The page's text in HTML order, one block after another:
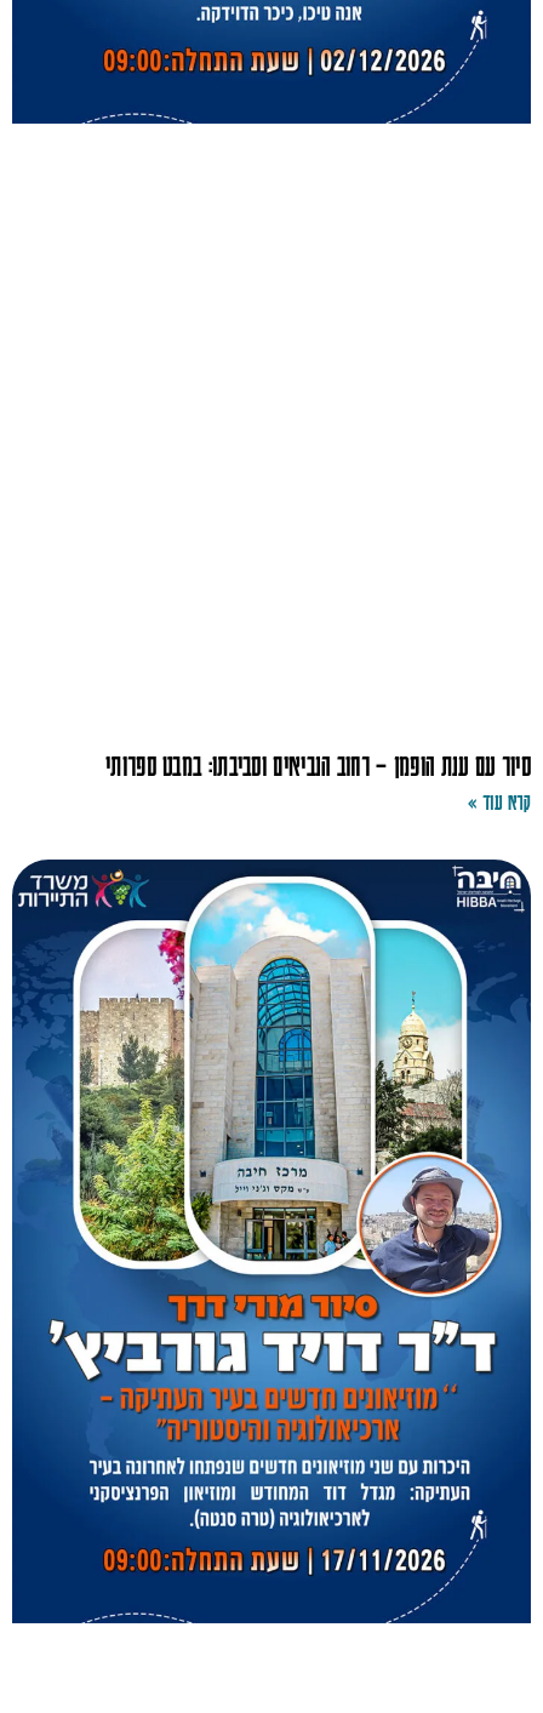
סיור עם ענת הופמן – רחוב הנביאים וסביבתו: במבט ספרותי
קרא עוד »